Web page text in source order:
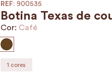
: 900535
Botina Texas de
Cor: Café
1 cores